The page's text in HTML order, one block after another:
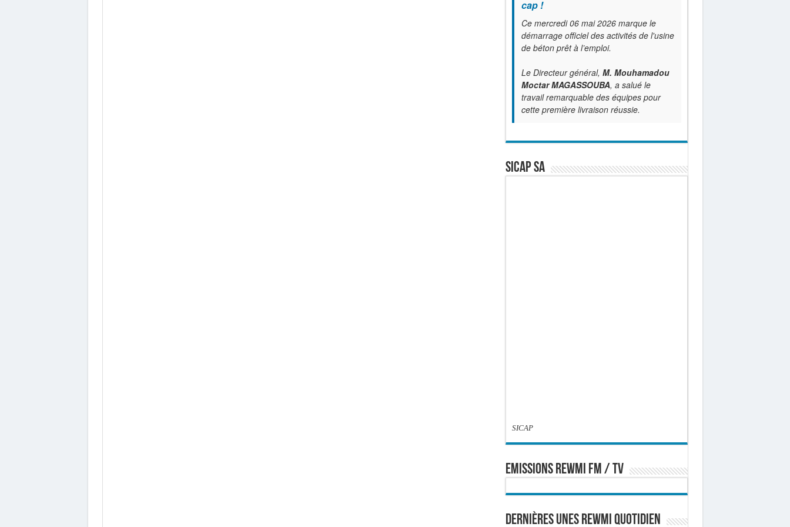
cap !
Ce mercredi 06 mai 2026 marque le
démarrage officiel des activités de l'usine
de béton prêt à l’emploi.
Le Directeur général, M. Mouhamadou
Moctar MAGASSOUBA, a salué le
travail remarquable des équipes pour
cette première livraison réussie.
SICAP SA
SICAP
EMISSIONS REWMI FM / TV
Dernières Unes Rewmi Quotidien